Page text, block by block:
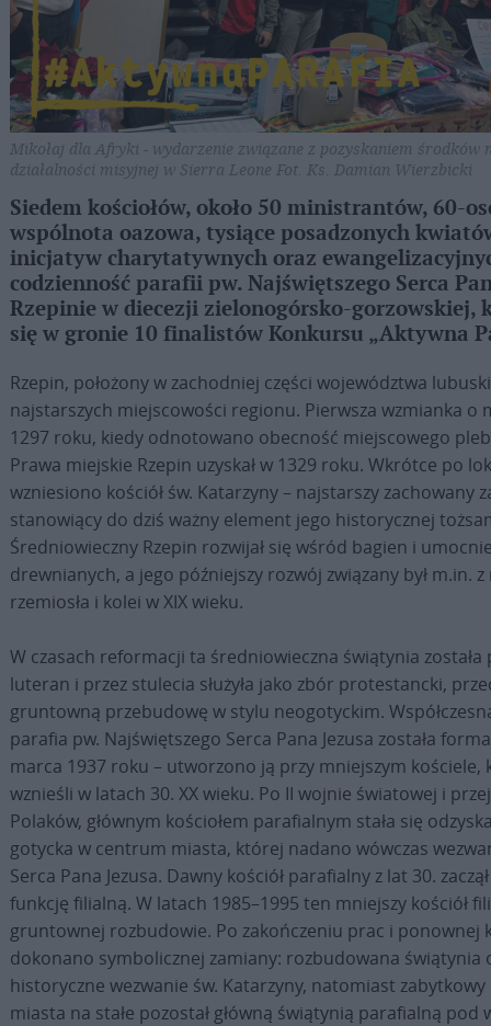
Mikołaj dla Afryki - wydarzenie związane z pozyskaniem środków
działalności misyjnej w Sierra Leone Fot. Ks. Damian Wierzbicki
Siedem kościołów, około 50 ministrantów, 60-
wspólnota oazowa, tysiące posadzonych
inicjatyw charytatywnych oraz
codzienność parafii pw. Najświętszego Serca
Rzepinie w diecezji zielonogórsko-gorzowskiej,
się w gronie 10 finalistów Konkursu „Aktywna
Rzepin, położony w zachodniej części województwa
najstarszych miejscowości regionu. Pierwsza wzmianka o
1297 roku, kiedy odnotowano obecność miejscowego
Prawa miejskie Rzepin uzyskał w 1329 roku. Wkrótce po
wzniesiono kościół św. Katarzyny – najstarszy zachowany
stanowiący do dziś ważny element jego historycznej
Średniowieczny Rzepin rozwijał się wśród bagien i
drewnianych, a jego późniejszy rozwój związany był m.in.
rzemiosła i kolei w XIX wieku.
W czasach reformacji ta średniowieczna świątynia została
luteran i przez stulecia służyła jako zbór protestancki,
gruntowną przebudowę w stylu neogotyckim.
parafia pw. Najświętszego Serca Pana Jezusa została
marca 1937 roku – utworzono ją przy mniejszym
wznieśli w latach 30. XX wieku. Po II wojnie światowej i
Polaków, głównym kościołem parafialnym stała się
gotycka w centrum miasta, której nadano wówczas
Serca Pana Jezusa. Dawny kościół parafialny z lat 30.
funkcję filialną. W latach 1985–1995 ten mniejszy kościół
gruntownej rozbudowie. Po zakończeniu prac i ponownej
dokonano symbolicznej zamiany: rozbudowana świątynia
historyczne wezwanie św. Katarzyny, natomiast
miasta na stałe pozostał główną świątynią parafialną pod